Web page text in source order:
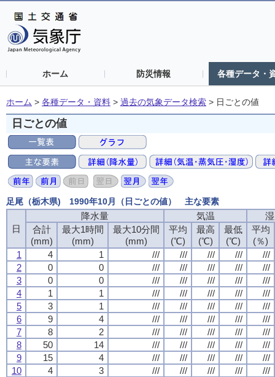
ホーム 防災情報 各種データ・
ホーム > 各種データ・資料 > 過去の気象データ検索 > 日ごとの値
日ごとの値
足尾（栃木県) 1990年10月（日ごとの値） 主な要素
日
降水量 気温
合計
(mm)
最大1時間
(mm)
最大10分間
(mm)
平均
(℃)
最高
(℃)
最低
(℃)
平均
(％)
1
4 1 /// /// /// ///
///
2
0 0 /// /// /// ///
///
3
0 0 /// /// /// ///
///
4
1 1 /// /// /// ///
///
5
3 1 /// /// /// ///
///
6
9 4 /// /// /// ///
///
7
8 2 /// /// /// ///
///
8
50 14 /// /// /// ///
///
9
15 4 /// /// /// ///
///
10
4 3 /// /// /// ///
///